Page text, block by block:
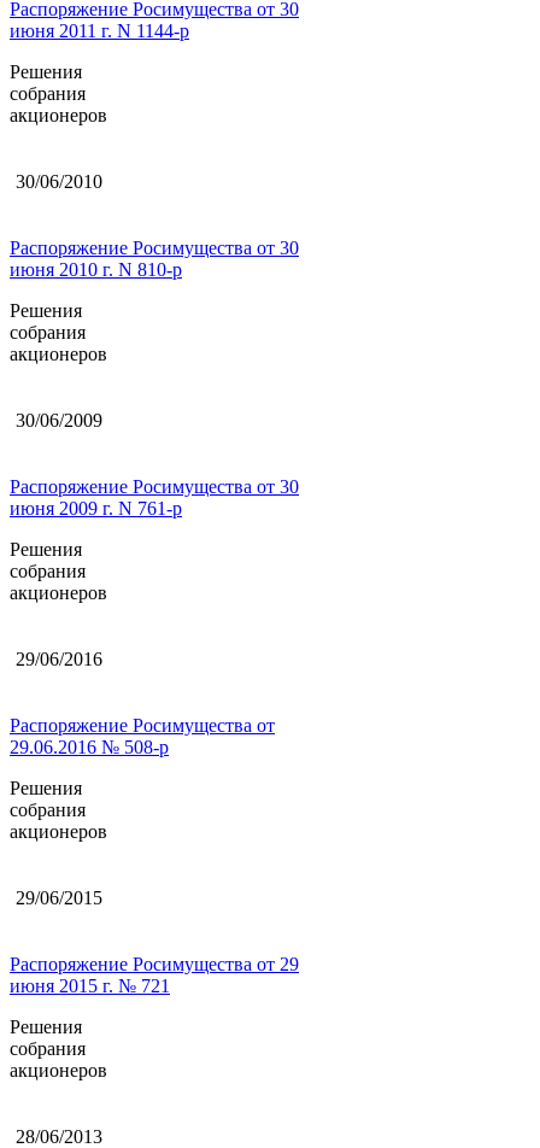
Распоряжение Росимущества от 30
июня 2011 г. N 1144-р
Решения
собрания
акционеров
30/06/2010
Распоряжение Росимущества от 30
июня 2010 г. N 810-р
Решения
собрания
акционеров
30/06/2009
Распоряжение Росимущества от 30
июня 2009 г. N 761-р
Решения
собрания
акционеров
29/06/2016
Распоряжение Росимущества от
29.06.2016 № 508-р
Решения
собрания
акционеров
29/06/2015
Распоряжение Росимущества от 29
июня 2015 г. № 721
Решения
собрания
акционеров
28/06/2013